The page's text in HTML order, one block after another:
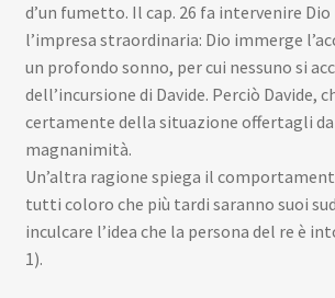
d’un fumetto. Il cap. 26 fa intervenire Dio
l’impresa straordinaria: Dio immerge
un profondo sonno, per cui nessuno si
dell’incursione di Davide. Perciò Davide,
certamente della situazione offertagli da
magnanimità.
Un’altra ragione spiega il
tutti coloro che più tardi saranno suoi
inculcare l’idea che la persona del re è
1).